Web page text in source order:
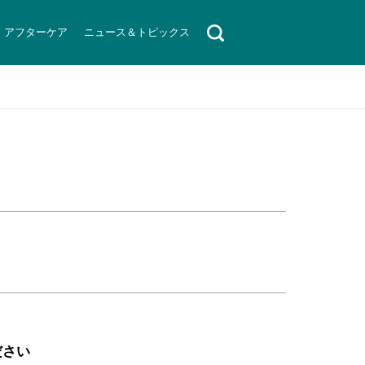
アフターケア ニュース＆トピックス
い